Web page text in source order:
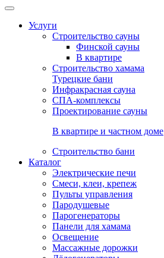
Услуги
Строительство сауны
Финской сауны
В квартире
Строительство хамама
Турецкие бани
Инфракрасная сауна
СПА-комплексы
Проектирование сауны
В квартире и частном доме
Строительство бани
Каталог
Электрические печи
Смеси, клеи, крепеж
Пульты управления
Пародушевые
Парогенераторы
Панели для хамама
Освещение
Массажные дорожки